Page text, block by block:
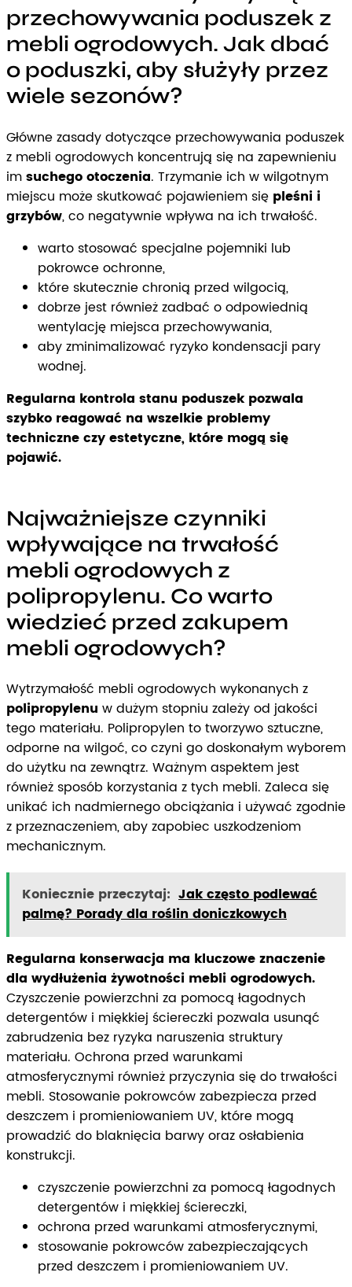
przechowywania poduszek z
mebli ogrodowych. Jak dbać
o poduszki, aby służyły przez
wiele sezonów?
Główne zasady dotyczące przechowywania poduszek
z mebli ogrodowych koncentrują się na zapewnieniu
imsuchego otoczenia. Trzymanie ich w wilgotnym
miejscu może skutkować pojawieniem się pleśni i
grzybów, co negatywnie wpływa na ich trwałość.
warto stosować specjalne pojemniki lub
pokrowce ochronne,
które skutecznie chronią przed wilgocią,
dobrze jest również zadbać o odpowiednią
wentylację miejsca przechowywania,
aby zminimalizować ryzyko kondensacji pary
wodnej.
Regularna kontrola stanu poduszek pozwala
szybko reagować na wszelkie problemy
techniczne czy estetyczne, które mogą się
pojawić.
Najważniejsze czynniki
wpływające na trwałość
mebli ogrodowych z
polipropylenu. Co warto
wiedzieć przed zakupem
mebli ogrodowych?
Wytrzymałość mebli ogrodowych wykonanych z
polipropylenu w dużym stopniu zależy od jakości
tego materiału. Polipropylen to tworzywo sztuczne,
odporne na wilgoć, co czyni go doskonałym wyborem
do użytku na zewnątrz. Ważnym aspektem jest
również sposób korzystania z tych mebli. Zaleca się
unikać ich nadmiernego obciążania i używać zgodnie
z przeznaczeniem, aby zapobiec uszkodzeniom
mechanicznym.
Koniecznie przeczytaj: Jak często podlewać
palmę? Porady dla roślin doniczkowych
Regularna konserwacja ma kluczowe znaczenie
dla wydłużenia żywotności mebli ogrodowych.
Czyszczenie powierzchni za pomocą łagodnych
detergentów i miękkiej ściereczki pozwala usunąć
zabrudzenia bez ryzyka naruszenia struktury
materiału. Ochrona przed warunkami
atmosferycznymi również przyczynia się do trwałości
mebli. Stosowanie pokrowców zabezpiecza przed
deszczem i promieniowaniem UV, które mogą
prowadzić do blaknięcia barwy oraz osłabienia
konstrukcji.
czyszczenie powierzchni za pomocą łagodnych
detergentów i miękkiej ściereczki,
ochrona przed warunkami atmosferycznymi,
stosowanie pokrowców zabezpieczających
przed deszczem i promieniowaniem UV.